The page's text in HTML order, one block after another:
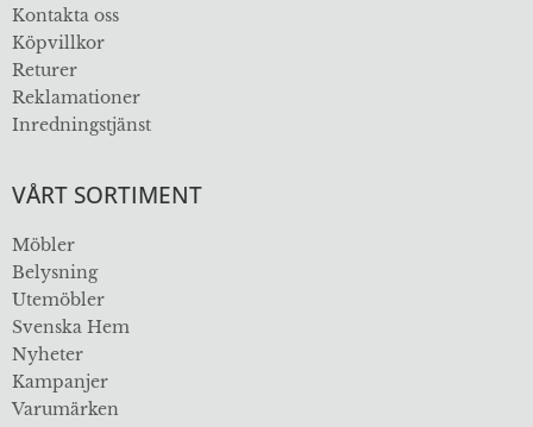
Kontakta oss
Köpvillkor
Returer
Reklamationer
Inredningstjänst
VÅRT SORTIMENT
Möbler
Belysning
Utemöbler
Svenska Hem
Nyheter
Kampanjer
Varumärken